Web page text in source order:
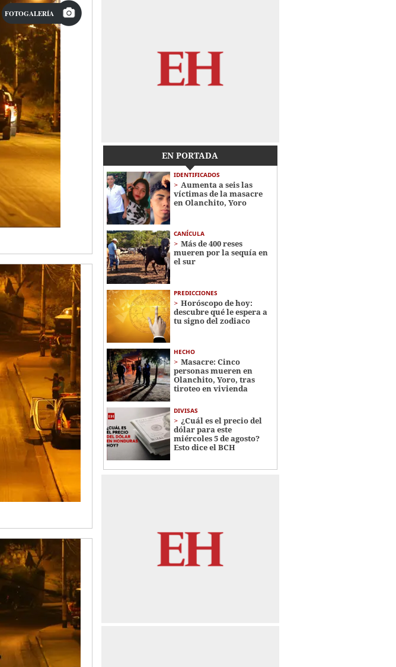
FOTOGALERÍA
EN PORTADA
IDENTIFICADOS
Aumenta a seis las
víctimas de la masacre
en Olanchito, Yoro
CANÍCULA
Más de 400 reses
mueren por la sequía en
el sur
PREDICCIONES
Horóscopo de hoy:
descubre qué le espera a
tu signo del zodiaco
HECHO
Masacre: Cinco
personas mueren en
Olanchito, Yoro, tras
tiroteo en vivienda
DIVISAS
¿Cuál es el precio del
dólar para este
miércoles 5 de agosto?
Esto dice el BCH